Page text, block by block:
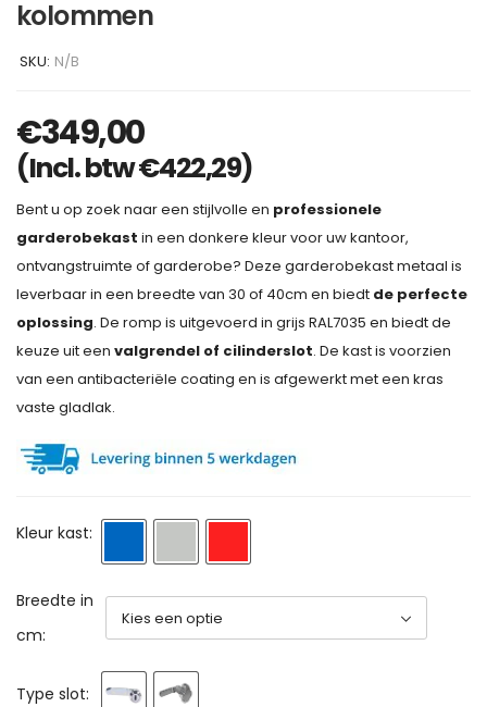
kolommen
SKU: N/B
€349,00
(Incl. btw€422,29)
Bent u op zoek naar een stijlvolle en professionele
garderobekast in een donkere kleur voor uw kantoor,
ontvangstruimte of garderobe? Deze garderobekast metaal is
leverbaar in een breedte van 30 of 40cm en biedt de perfecte
oplossing. De romp is uitgevoerd in grijs RAL7035 en biedt de
keuze uit een valgrendel of cilinderslot. De kast is voorzien
van een antibacteriële coating en is afgewerkt met een kras
vaste gladlak.
Kleur kast:
Breedte in
cm:
Type slot: